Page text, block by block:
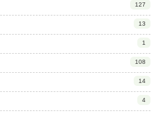
127
13
1
108
14
4